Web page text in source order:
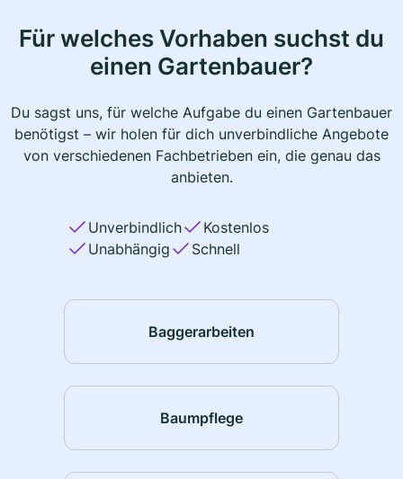
Für welches Vorhaben suchst du
einen Gartenbauer?
Du sagst uns, für welche Aufgabe du einen Gartenbauer
benötigst – wir holen für dich unverbindliche Angebote
von verschiedenen Fachbetrieben ein, die genau das
anbieten.
Unverbindlich
Kostenlos
Unabhängig
Schnell
Baggerarbeiten
Baumpflege